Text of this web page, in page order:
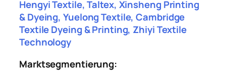
Hengyi Textile, Taltex, Xinsheng Printing
& Dyeing, Yuelong Textile, Cambridge
Textile Dyeing & Printing, Zhiyi Textile
Technology
Marktsegmentierung: